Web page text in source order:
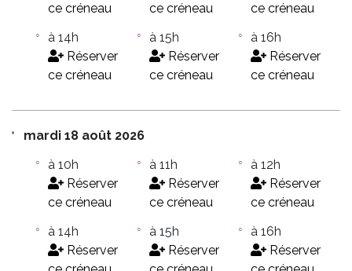
ce créneau
ce créneau
ce créneau
à 14h
Réserver
ce créneau
à 15h
Réserver
ce créneau
à 16h
Réserver
ce créneau
mardi 18 août 2026
à 10h
Réserver
ce créneau
à 11h
Réserver
ce créneau
à 12h
Réserver
ce créneau
à 14h
Réserver
à 15h
Réserver
à 16h
Réserver